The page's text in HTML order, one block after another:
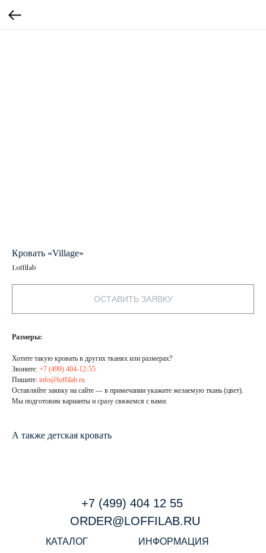
Кровать «Village»
Loffilab
ОСТАВИТЬ ЗАЯВКУ
Размеры:
Хотите такую кровать в других тканях или размерах?
Звоните: +7 (499) 404-12-55
Пишите: info@loffilab.ru
Оставляйте заявку на сайте — в примечании укажите желаемую ткань (цвет).
Мы подготовим варианты и сразу свяжемся с вами.
А также детская кровать
КАТАЛОГ
+7 (499) 404 12 55
ORDER@LOFFILAB.RU
ИНФОРМАЦИЯ